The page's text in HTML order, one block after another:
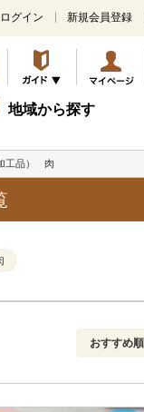
ログイン 新規会員登録
地域から探す
品） 肉
解除
おすすめ順
新着順